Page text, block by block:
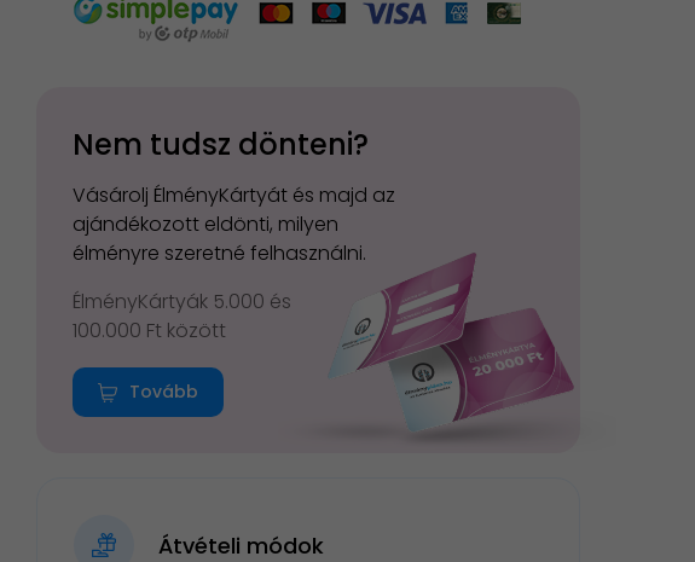
Nem tudsz dönteni?
Vásárolj ÉlményKártyát és majd az
ajándékozott eldönti, milyen
élményre szeretné felhasználni.
ÉlményKártyák 5.000 és
100.000 Ft között
Tovább
Átvételi módok